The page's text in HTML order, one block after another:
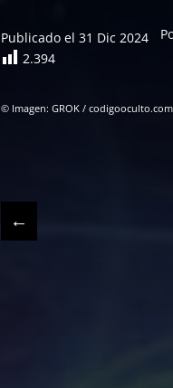
Publicado el 31 Dic 2024
2.394
© Imagen: GROK /
←